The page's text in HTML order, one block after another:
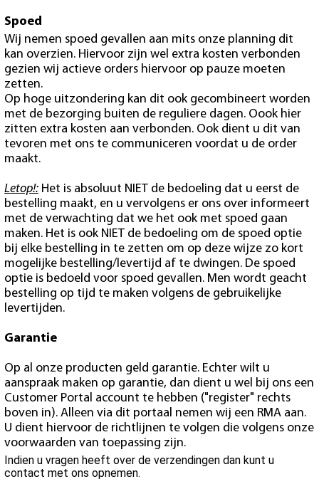
Spoed
Wij nemen spoed gevallen aan mits onze planning dit
kan overzien. Hiervoor zijn wel extra kosten verbonden
gezien wij actieve orders hiervoor op pauze moeten
zetten.
Op hoge uitzondering kan dit ook gecombineert worden
met de bezorging buiten de reguliere dagen. Oook hier
zitten extra kosten aan verbonden. Ook dient u dit van
tevoren met ons te communiceren voordat u de order
maakt.
Letop!: Het is absoluut NIET de bedoeling dat u eerst de
bestelling maakt, en u vervolgens er ons over informeert
met de verwachting dat we het ook met spoed gaan
maken. Het is ook NIET de bedoeling om de spoed optie
bij elke bestelling in te zetten om op deze wijze zo kort
mogelijke bestelling/levertijd af te dwingen. De spoed
optie is bedoeld voor spoed gevallen. Men wordt geacht
bestelling op tijd te maken volgens de gebruikelijke
levertijden.
Garantie
Op al onze producten geld garantie. Echter wilt u
aanspraak maken op garantie, dan dient u wel bij ons een
Customer Portal account te hebben ("register" rechts
boven in). Alleen via dit portaal nemen wij een RMA aan.
U dient hiervoor de richtlijnen te volgen die volgens onze
voorwaarden van toepassing zijn.
Indien u vragen heeft over de verzendingen dan kunt u
contact met ons opnemen.